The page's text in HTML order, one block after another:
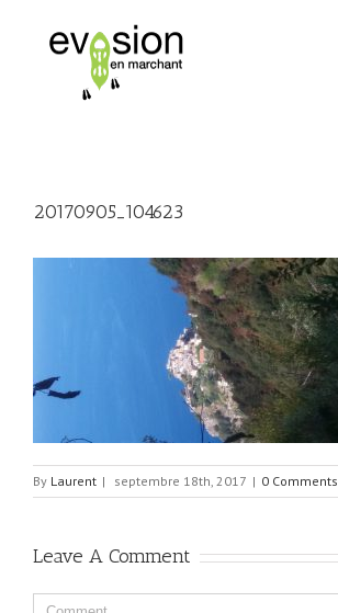
20170905_104623
By Laurent | septembre 18th, 2017 | 0 Comments
Leave A Comment
Comment